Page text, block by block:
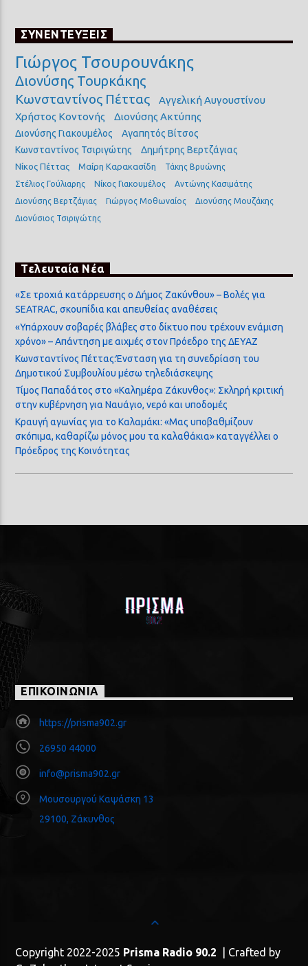
ΣΥΝΕΝΤΕΥΞΕΙΣ
Γιώργος Τσουρουνάκης
Διονύσης Τουρκάκης
Κωνσταντίνος Πέττας
Αγγελική Αυγουστίνου
Χρήστος Κοντονής
Διονύσης Ακτύπης
Διονύσης Γιακουμέλος
Αγαπητός Βίτσος
Κωνσταντίνος Τσιριγώτης
Δημήτρης Βερτζάγιας
Νίκος Πέττας Μαίρη Καρακασίδη
Τάκης Βρυώνης
Στέλιος Γούλιαρης
Νίκος Γιακουμέλος
Αντώνης Κασιμάτης
Διονύσης Βερτζάγιας
Γιώργος Μοθωναίος
Διονύσης Μουζάκης
Διονύσιος Τσιριγώτης
Τελευταία Νέα
«Σε τροχιά κατάρρευσης ο Δήμος Ζακύνθου» – Βολές για
SEATRAC, σκουπίδια και απευθείας αναθέσεις
«Υπάρχουν σοβαρές βλάβες στο δίκτυο που τρέχουν ενάμιση
χρόνο» – Απάντηση με αιχμές στον Πρόεδρο της ΔΕΥΑΖ
Κωνσταντίνος Πέττας:Ένσταση για τη συνεδρίαση του
Δημοτικού Συμβουλίου μέσω τηλεδιάσκεψης
Τίμος Παπαδάτος στο «Καλημέρα Ζάκυνθος»: Σκληρή κριτική
στην κυβέρνηση για Ναυάγιο, νερό και υποδομές
Κραυγή αγωνίας για το Καλαμάκι: «Μας υποβαθμίζουν
σκόπιμα, καθαρίζω μόνος μου τα καλαθάκια» καταγγέλλει ο
Πρόεδρος της Κοινότητας
ΕΠΙΚΟΙΝΩΝΙΑ
https://prisma902.gr
26950 44000
info@prisma902.gr
Μουσουργού Καψάσκη 13
29100, Ζάκυνθος
Copyright 2022-2025 Prisma Radio 90.2 | Crafted by